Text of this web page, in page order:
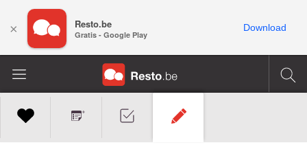
× Resto.be
Gratis - Google Play
Download